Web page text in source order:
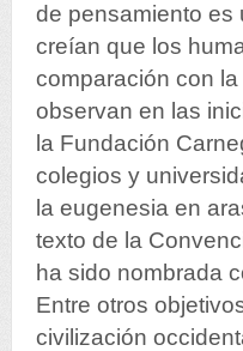
de pensamiento es
creían que los
comparación con
observan en las
la Fundación
colegios y
la eugenesia en
texto de la
ha sido nombrada
Entre otros
civilización